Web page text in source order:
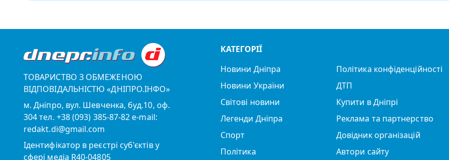
ТОВАРИСТВО З ОБМЕЖЕНОЮ
ВІДПОВІДАЛЬНІСТЮ «ДНІПРО.ІНФО»
м. Дніпро, вул. Шевченка, буд.10, оф.
304 тел. +38 (093) 385-87-82 e-mail:
redakt.di@gmail.com
Ідентифікатор в реєстрі суб'єктів у
сфері медіа R40-04805
КАТЕГОРІЇ
Новини Дніпра
Новини України
Світові новини
Легенди Дніпра
Спорт
Політика
Політика конфіденційності
ДТП
Купити в Дніпрі
Реклама та партнерство
Довідник організацій
Автори сайту